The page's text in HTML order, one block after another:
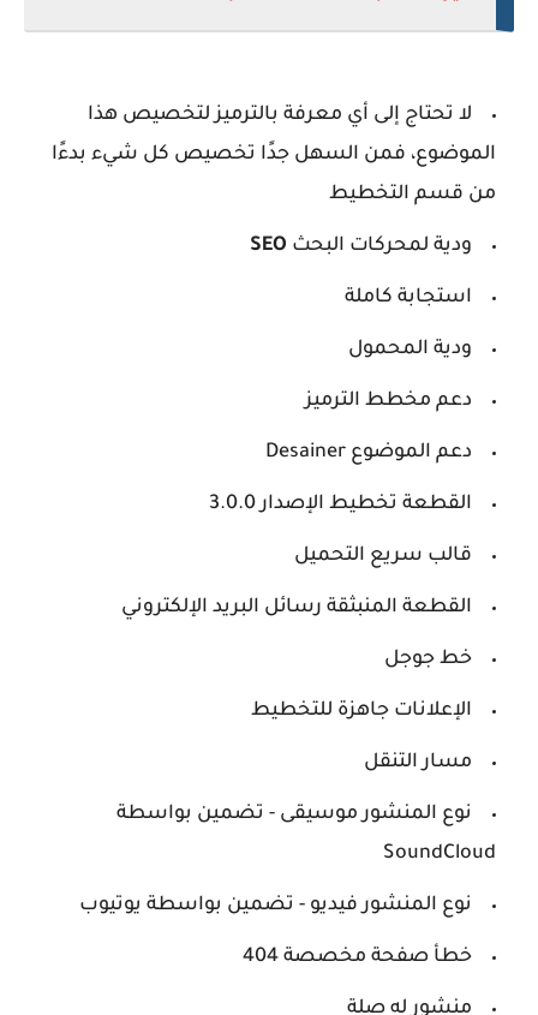
لا تحتاج إلى أي معرفة بالترميز لتخصيص هذا
الموضوع، فمن السهل جدًا تخصيص كل شيء بدءًا
من قسم التخطيط
ودية لمحركات البحث SEO
استجابة كاملة
ودية المحمول
دعم مخطط الترميز
دعم الموضوع Desainer
القطعة تخطيط الإصدار 3.0.0
قالب سريع التحميل
القطعة المنبثقة رسائل البريد الإلكتروني
خط جوجل
الإعلانات جاهزة للتخطيط
مسار التنقل
نوع المنشور موسيقى - تضمين بواسطة
SoundCloud
نوع المنشور فيديو - تضمين بواسطة يوتيوب
خطأ صفحة مخصصة 404
منشور له صلة